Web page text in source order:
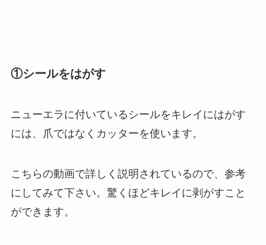
①シールをはがす
ニューエラに付いているシールをキレイにはがす
には、爪ではなくカッターを使います。
こちらの動画で詳しく説明されているので、参考
にしてみて下さい。驚くほどキレイに剥がすこと
ができます。